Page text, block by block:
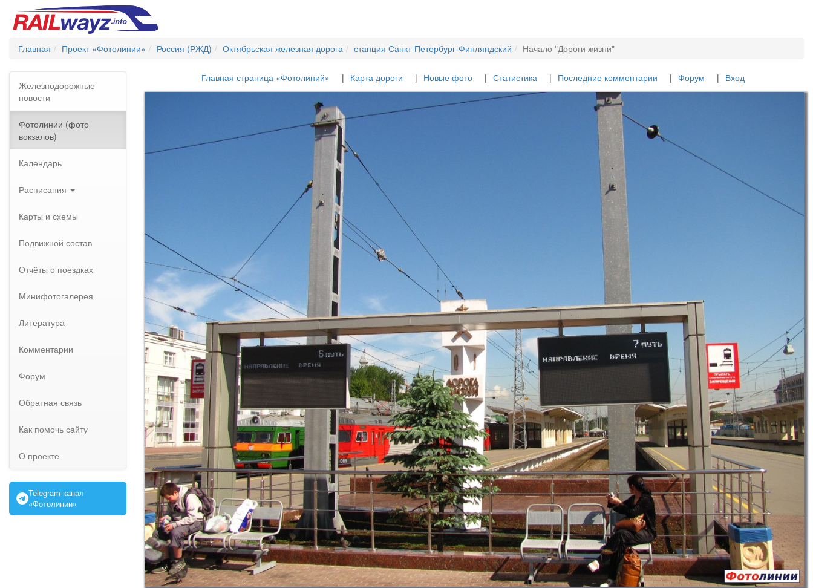
Главная Проект «Фотолинии» Россия (РЖД) Октябрьская железная дорога станция Санкт-Петербург-Финляндский Начало "Дороги жизни"
Железнодорожные
новости
Фотолинии (фото
вокзалов)
Календарь
Расписания
Карты и схемы
Подвижной состав
Отчёты о поездках
Минифотогалерея
Литература
Комментарии
Форум
Обратная связь
Как помочь сайту
О проекте
Telegram канал
«Фотолинии»
Главная страница «Фотолиний» Карта дороги Новые фото Статистика Последние комментарии Форум Вход